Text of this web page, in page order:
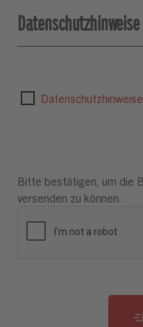
Datenschutzhinweise
Datenschutzhinweise
Bitte bestätigen, um die
versenden zu können.